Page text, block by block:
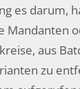
es darum,
Mandanten
aus
zu